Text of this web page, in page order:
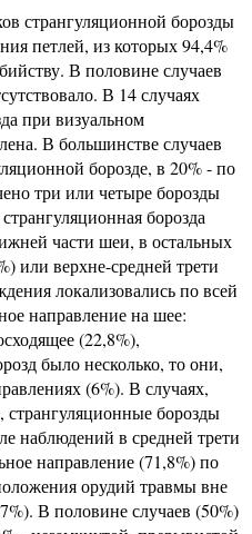
странгуляционной борозды
петлей, из которых 94,4%
В половине случаев
В 14 случаях
при визуальном
В большинстве случаев
борозде, в 20% - по
три или четыре борозды
борозда
части шеи, в остальных
или верхне-средней трети
локализовались по всей
направление на шее:
(22,8%),
было несколько, то они,
(6%). В случаях,
странгуляционные борозды
наблюдений в средней трети
направление (71,8%) по
орудий травмы вне
В половине случаев (50%)